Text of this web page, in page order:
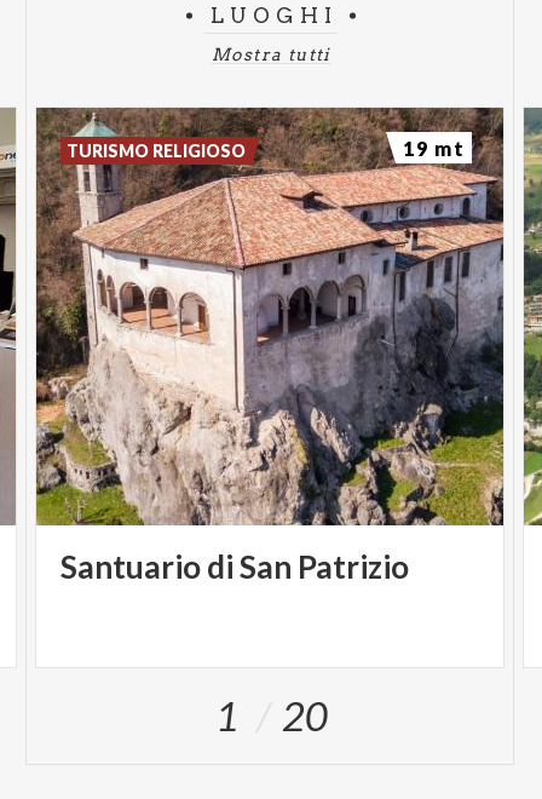
LUOGHI
Mostra tutti
SantuariodiSan Patrizio
TURISMO RELIGIOSO 19 mt
1 20